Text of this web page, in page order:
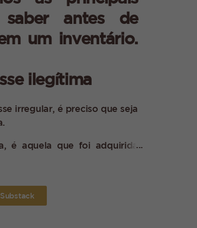
antes de
um inventário.
ilegítima
irregular, é preciso que seja
é aquela que foi adquirida
não terá o direito de